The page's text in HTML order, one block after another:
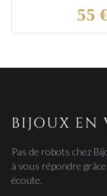
55
BIJOUX EN
Pas de robots chez
à vous répondre
écoute.